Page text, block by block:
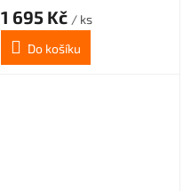
1 695 Kč / ks
Do košíku